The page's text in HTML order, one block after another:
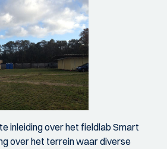
inleiding over het fieldlab Smart
over het terrein waar diverse